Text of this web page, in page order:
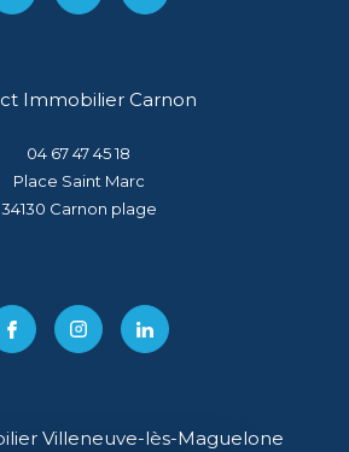
Immobilier Carnon
04 67 47 45 18
Place Saint Marc
34130
carnon plage
Villeneuve-lès-Maguelone